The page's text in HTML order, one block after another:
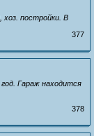
постройки. В
377
Гараж находится
378